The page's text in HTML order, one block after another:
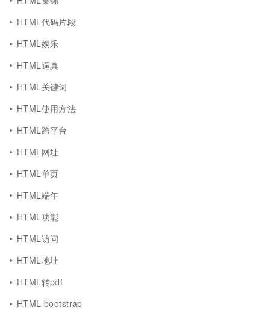
HTML代码片段
HTML娱乐
HTML逼真
HTML关键词
HTML使用方法
HTML跨平台
HTML网址
HTML单页
HTML端午
HTML功能
HTML访问
HTML地址
HTML转pdf
HTML bootstrap